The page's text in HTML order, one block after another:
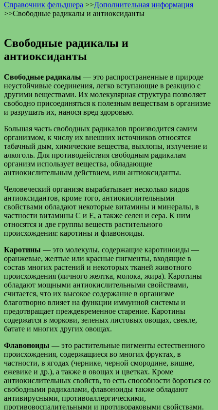
Справочник фельдшера >>Дополнительная информация
>>Свободные радикалы и антиоксиданты
Свободные радикалы и
антиоксиданты
Свободные радикалы — это распространенные в природе
неустойчивые соединения, легко вступающие в реакцию с
другими веществами. Их молекулярная структура позволяет
свободно присоединяться к полезным веществам в организме
и разрушать их, нанося вред здоровью.
Большая часть свободных радикалов производится самим
организмом, к числу их внешних источников относятся
табачный дым, химические вещества, выхлопы, излучение и
алкоголь. Для противодействия свободным радикалам
организм использует вещества, обладающие
антиокислительным действием, или антиоксиданты.
Человеческий организм вырабатывает несколько видов
антиоксидантов, кроме того, антиокислительными
свойствами обладают некоторые витамины и минералы, в
частности витамины С и Е, а также селен и сера. К ним
относятся и две группы веществ растительного
происхождения: каротины и флавоноиды.
Каротины — это молекулы, содержащие каротиноиды —
оранжевые, желтые или красные пигменты, входящие в
состав многих растений и некоторых тканей животного
происхождения (яичного желтка, молока, жира). Каротины
обладают мощными антиокислительными свойствами,
считается, что их высокое содержание в организме
благотворно влияет на функции иммунной системы и
предотвращает преждевременное старение. Каротины
содержатся в моркови, зеленых листовых овощах, свекле,
батате и многих других овощах.
Флавоноиды — это растительные пигменты естественного
происхождения, содержащиеся во многих фруктах, в
частности, в ягодах (чернике, черной смородине, вишне,
ежевике и др.), а также в овощах и цветках. Кроме
антиокислительных свойств, то есть способности бороться со
свободными радикалами, флавоноиды также обладают
антивирусными, противоаллергическими,
противовоспалительными и противораковыми свойствами.